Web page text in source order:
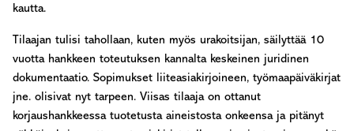
kautta.
Tilaajan tulisi tahollaan, kuten myös urakoitsijan, säilyttää 10
vuotta hankkeen toteutuksen kannalta keskeinen juridinen
dokumentaatio. Sopimukset liiteasiakirjoineen, työmaapäiväkirjat
jne. olisivat nyt tarpeen. Viisas tilaaja on ottanut
korjaushankkeessa tuotetusta aineistosta onkeensa ja pitänyt